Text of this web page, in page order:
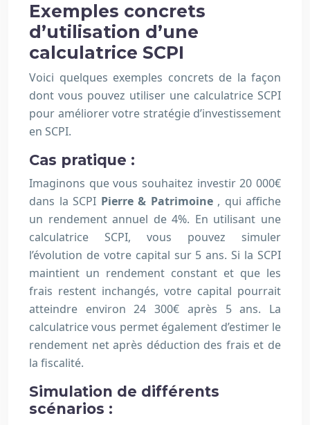
Exemples concrets
d’utilisation d’une
calculatrice SCPI
Voici quelques exemples concrets de la façon
dont vous pouvez utiliser une calculatrice SCPI
pour améliorer votre stratégie d’investissement
en SCPI.
Cas pratique :
Imaginons que vous souhaitez investir 20 000€
dans la SCPI Pierre & Patrimoine , qui affiche
un rendement annuel de 4%. En utilisant une
calculatrice SCPI, vous pouvez simuler
l’évolution de votre capital sur 5 ans. Si la SCPI
maintient un rendement constant et que les
frais restent inchangés, votre capital pourrait
atteindre environ 24 300€ après 5 ans. La
calculatrice vous permet également d’estimer le
rendement net après déduction des frais et de
la fiscalité.
Simulation de différents
scénarios :